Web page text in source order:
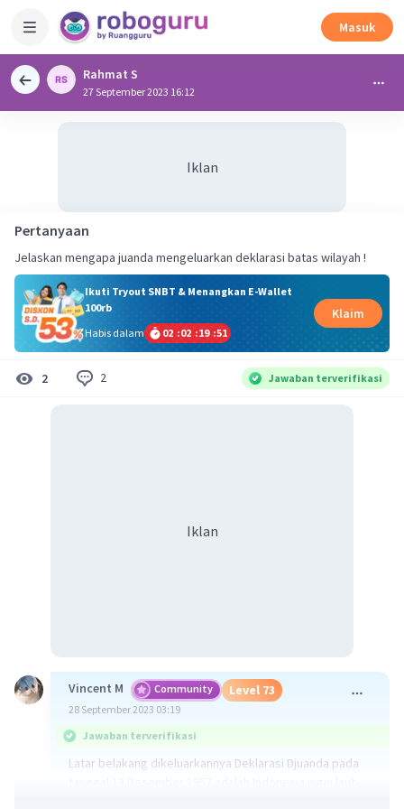
Masuk
Rahmat S
27 September 2023 16:12
Iklan
Pertanyaan
Jelaskan mengapa juanda mengeluarkan deklarasi batas wilayah !
Ikuti Tryout SNBT & Menangkan E-Wallet
100rb
Habis dalam
02 :02 :19 :50
Klaim
2 2 Jawaban terverifikasi
Iklan
Vincent M Community Level 73
28 September 2023 03:19
Jawaban terverifikasi
Latar belakang dikeluarkannya Deklarasi Djuanda pada